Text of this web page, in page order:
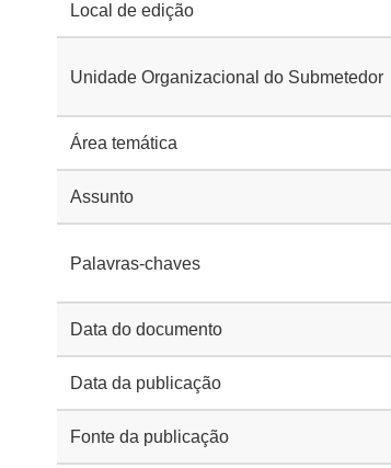
Local de edição
Unidade Organizacional do Submetedor
Área temática
Assunto
Palavras-chaves
Data do documento
Data da publicação
Fonte da publicação